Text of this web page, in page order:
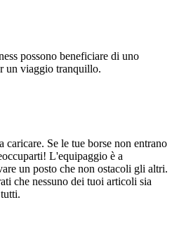
possono beneficiare di uno
un viaggio tranquillo.
caricare. Se le tue borse non entrano
L'equipaggio è a
un posto che non ostacoli gli altri.
che nessuno dei tuoi articoli sia